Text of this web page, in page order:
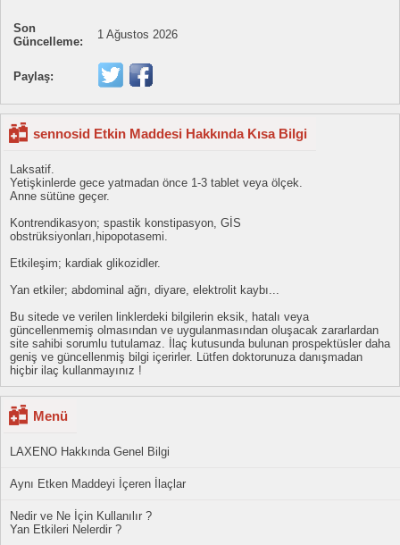
Son
Güncelleme:
1 Ağustos 2026
Paylaş:
sennosid Etkin Maddesi Hakkında Kısa Bilgi
Laksatif.
Yetişkinlerde gece yatmadan önce 1-3 tablet veya ölçek.
Anne sütüne geçer.
Kontrendikasyon; spastik konstipasyon, GİS
obstrüksiyonları,hipopotasemi.
Etkileşim; kardiak glikozidler.
Yan etkiler; abdominal ağrı, diyare, elektrolit kaybı...
Bu sitede ve verilen linklerdeki bilgilerin eksik, hatalı veya
güncellenmemiş olmasından ve uygulanmasından oluşacak zararlardan
site sahibi sorumlu tutulamaz. İlaç kutusunda bulunan prospektüsler daha
geniş ve güncellenmiş bilgi içerirler. Lütfen doktorunuza danışmadan
hiçbir ilaç kullanmayınız !
Menü
LAXENO Hakkında Genel Bilgi
Aynı Etken Maddeyi İçeren İlaçlar
Nedir ve Ne İçin Kullanılır ?
Yan Etkileri Nelerdir ?